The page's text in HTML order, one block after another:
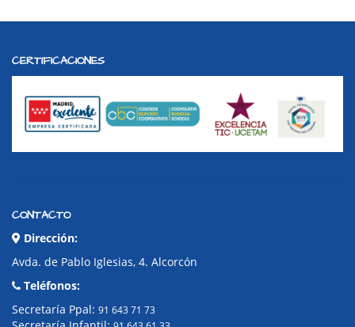
CERTIFICACIONES
CONTACTO
Dirección:
Avda. de Pablo Iglesias, 4. Alcorcón
Teléfonos:
Secretaría Ppal: 91 643 71 73